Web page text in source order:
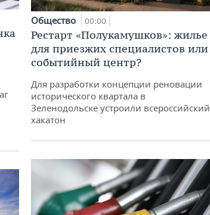
Общество 00:00
Рестарт «Полукамушков»: жилье
для приезжих специалистов или
событийный центр?
Для разработки концепции реновации
исторического квартала в
Зеленодольске устроили всероссийский
хакатон